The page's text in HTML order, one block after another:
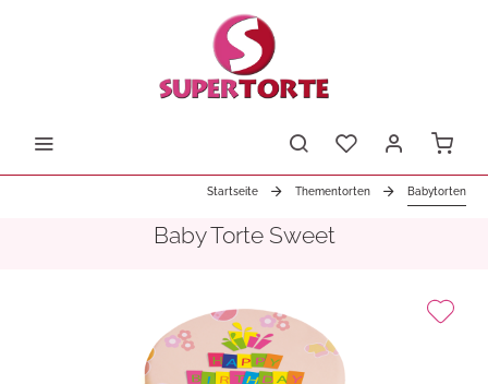
Startseite Thementorten Babytorten
Baby Torte Sweet